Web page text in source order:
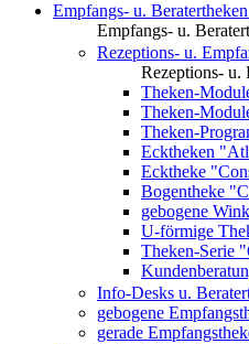
Empfangs- u. Beratertheken
Empfangs- u.
Rezeptions- u.
Rezeptions- u.
Theken-
Theken-
Theken-
Ecktheken
Ecktheke
Bogentheke
gebogene
U-förmige
Theken-Serie
Info-Desks u.
gebogene
gerade